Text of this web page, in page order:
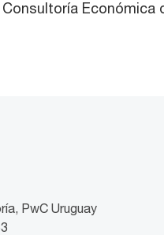
Económica
PwC Uruguay